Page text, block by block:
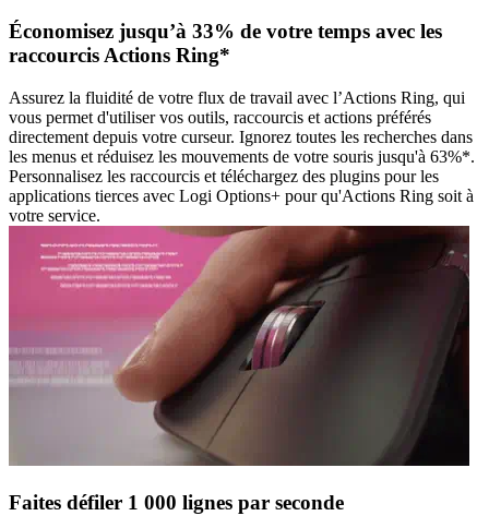
Économisez jusqu’à 33% de votre temps avec les
raccourcis Actions Ring*
Assurez la fluidité de votre flux de travail avec l’Actions Ring, qui
vous permet d'utiliser vos outils, raccourcis et actions préférés
directement depuis votre curseur. Ignorez toutes les recherches dans
les menus et réduisez les mouvements de votre souris jusqu'à 63%*.
Personnalisez les raccourcis et téléchargez des plugins pour les
applications tierces avec Logi Options+ pour qu'Actions Ring soit à
votre service.
Faites défiler 1 000 lignes par seconde